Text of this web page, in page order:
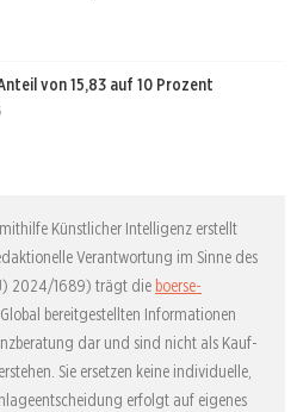
von 15,83 auf 10 Prozent
Künstlicher Intelligenz erstellt
Verantwortung im Sinne des
2024/1689) trägt die boerse-
Global bereitgestellten Informationen
dar und sind nicht als Kauf-
Sie ersetzen keine individuelle,
erfolgt auf eigenes